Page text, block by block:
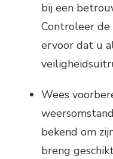
bij een
Controleer de
ervoor dat u
Wees
bekend om
breng